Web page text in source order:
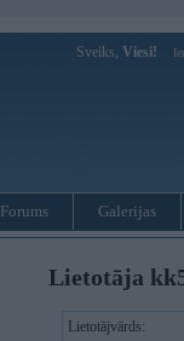
Sveiks, Viesi!
Forums Galerijas
Lietotāja
Lietotājvārds: